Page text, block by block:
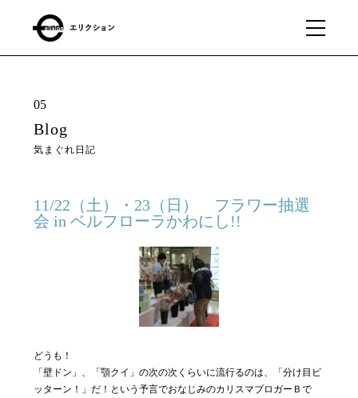
01
business
私たちの事業
03
私たちに
ついて
05
Blog
気まぐれ日記
11/22（土）・23（日） フラワー抽選
会 in ベルフローラかわにし!!
どうも！
「壁ドン」、「顎クイ」の次の次くらいに流行るのは、「分け目ビ
ッターン！」だ！という予言でおなじみのカリスマブロガーＢで